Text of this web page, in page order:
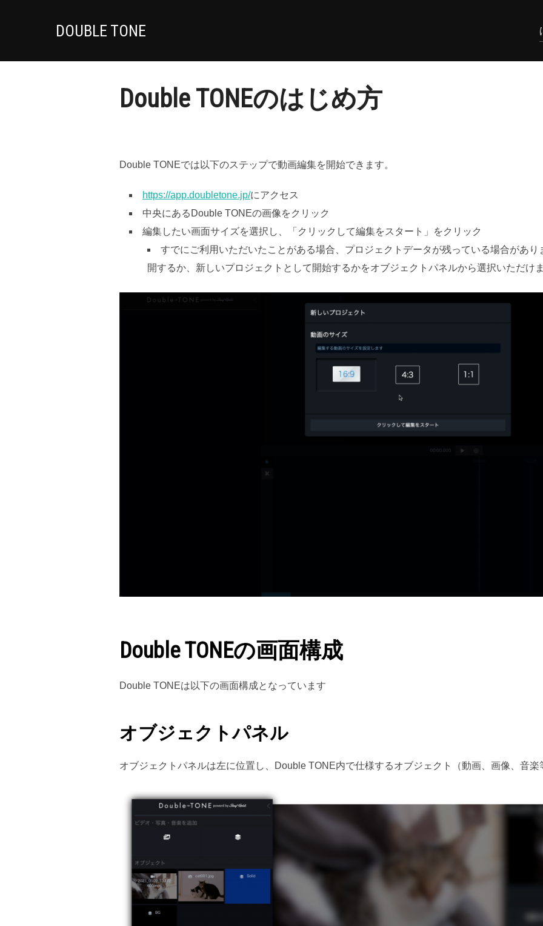
DOUBLE TONE
Double TONEのはじめ方
Double TONEでは以下のステップで動画編集を開始できます。
https://app.doubletone.jp/にアクセス
中央にあるDouble TONEの画像をクリック
編集したい画面サイズを選択し、「クリックして編集をスタート」をクリック
すでにご利用いただいたことがある場合、プロジェクトデータが残っている場合があ
開するか、新しいプロジェクトとして開始するかをオブジェクトパネルから選択いただけ
Double TONEの画面構成
Double TONEは以下の画面構成となっています
オブジェクトパネル
オブジェクトパネルは左に位置し、Double TONE内で仕様するオブジェクト（動画、画像、音